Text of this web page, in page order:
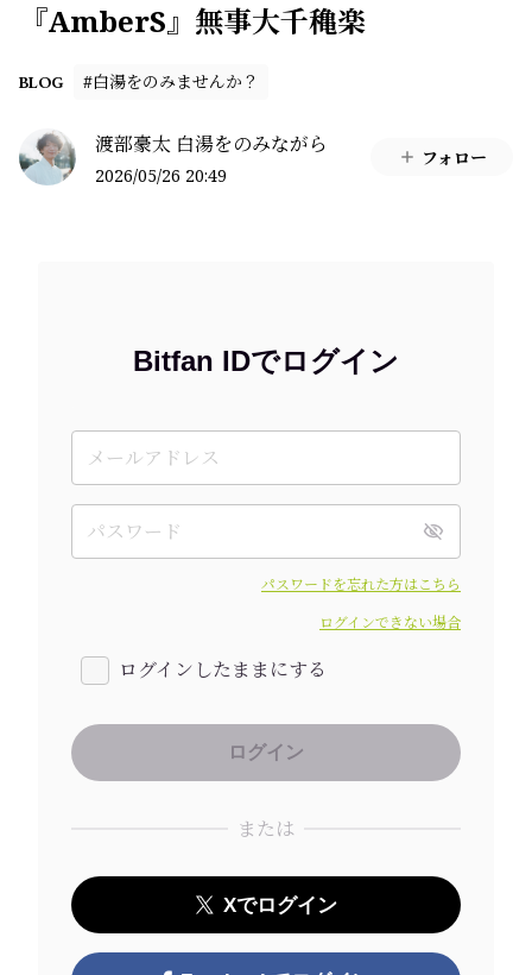
『AmberS』無事大千穐楽
BLOG #白湯をのみませんか？
渡部豪太 白湯をのみながら
2026/05/26 20:49
フォロー
Bitfan IDでログイン
パスワードを忘れた方はこちら
ログインできない場合
ログインしたままにする
または
Xでログイン